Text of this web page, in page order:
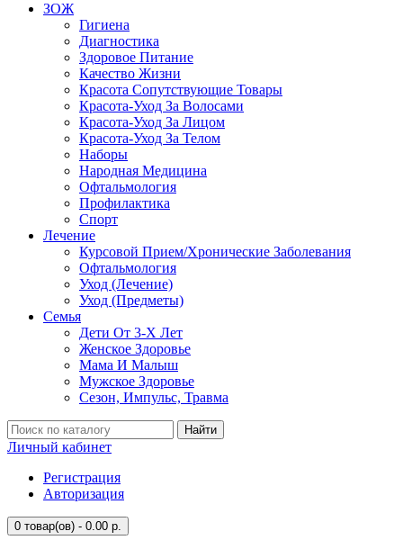
ЗОЖ
Гигиена
Диагностика
Здоровое Питание
Качество Жизни
Красота Сопутствующие Товары
Красота-Уход За Волосами
Красота-Уход За Лицом
Красота-Уход За Телом
Наборы
Народная Медицина
Офтальмология
Профилактика
Спорт
Лечение
Курсовой Прием/Хронические Заболевания
Офтальмология
Уход (Лечение)
Уход (Предметы)
Семья
Дети От 3-Х Лет
Женское Здоровье
Мама И Малыш
Мужское Здоровье
Сезон, Импульс, Травма
Найти
Личный кабинет
Регистрация
Авторизация
0 товар(ов) - 0.00 р.